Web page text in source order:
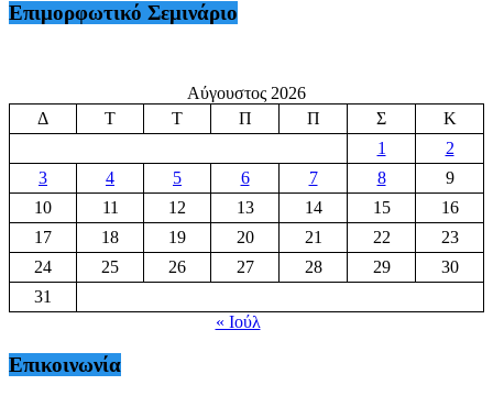
Επιμορφωτικό Σεμινάριο
Αύγουστος 2026
Δ
Τ Τ Π Π Σ
Κ
1
2
3
4 5 6 7 8
9
10
11 12 13 14 15
16
17
18 19 20 21 22
23
24
25 26 27 28 29
30
31
« Ιούλ
Επικοινωνία